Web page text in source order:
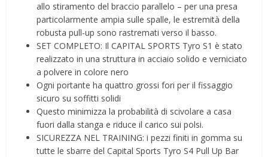
allo stiramento del braccio parallelo – per una presa
particolarmente ampia sulle spalle, le estremità della
robusta pull-up sono rastremati verso il basso.
SET COMPLETO: Il CAPITAL SPORTS Tyro S1 è stato
realizzato in una struttura in acciaio solido e verniciato
a polvere in colore nero
Ogni portante ha quattro grossi fori per il fissaggio
sicuro su soffitti solidi
Questo minimizza la probabilità di scivolare a casa
fuori dalla stanga e riduce il carico sui polsi.
SICUREZZA NEL TRAINING: i pezzi finiti in gomma su
tutte le sbarre del Capital Sports Tyro S4 Pull Up Bar